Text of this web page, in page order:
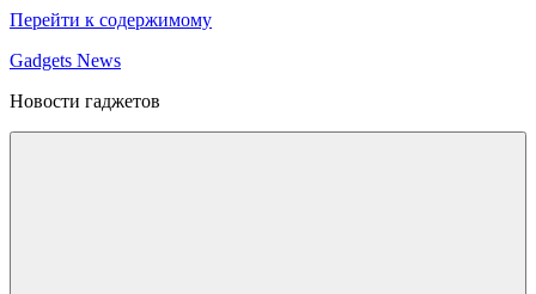
Перейти к содержимому
Gadgets News
Новости гаджетов